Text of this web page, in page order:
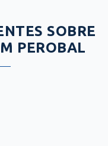
SOBRE
PEROBAL